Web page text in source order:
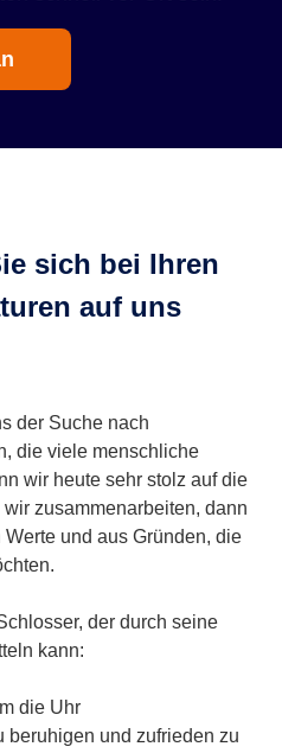
sich bei Ihren
auf uns
der Suche nach
die viele menschliche
wir heute sehr stolz auf die
zusammenarbeiten, dann
und aus Gründen, die
der durch seine
kann:
die Uhr
beruhigen und zufrieden zu